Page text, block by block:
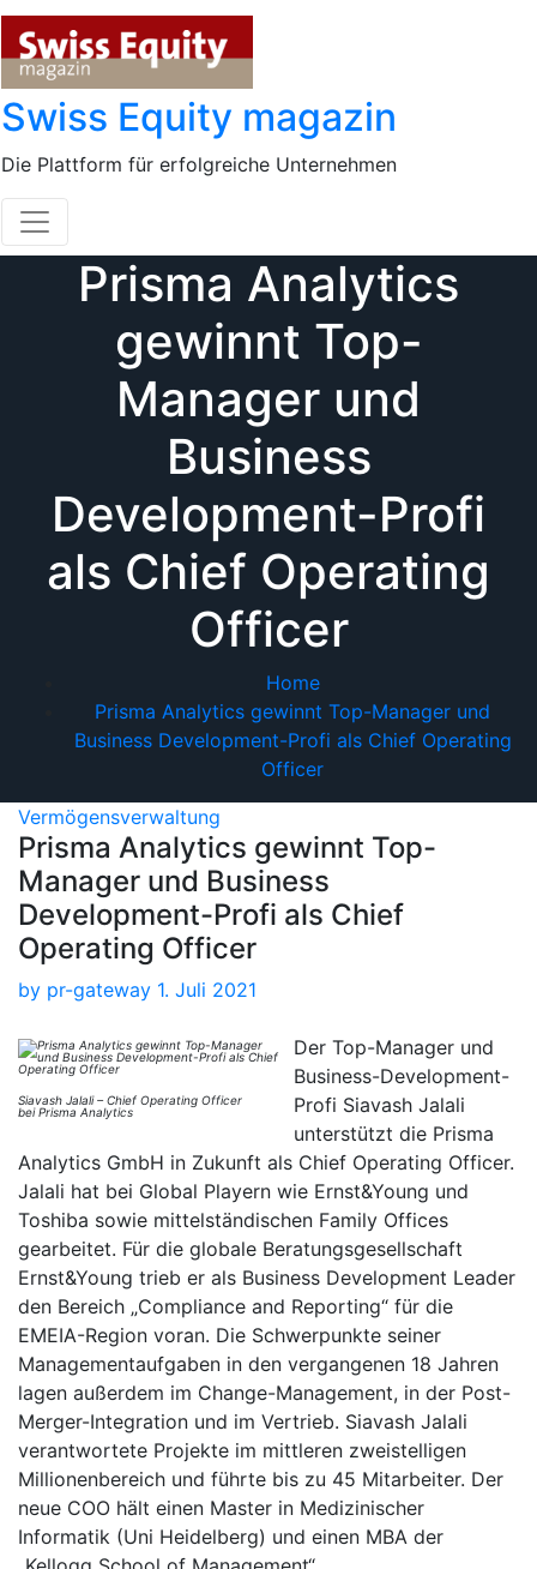
Skip
content
Swiss Equity magazin
Die Plattform für erfolgreiche Unternehmen
Prisma Analytics
gewinnt Top-
Manager und
Business
Development-Profi
als Chief Operating
Officer
Home
Prisma Analytics gewinnt Top-Manager und
Business Development-Profi als Chief Operating
Officer
Vermögensverwaltung
Prisma Analytics gewinnt Top-
Manager und Business
Development-Profi als Chief
Operating Officer
by pr-gateway 1. Juli 2021
Siavash Jalali – Chief Operating Officer
bei Prisma Analytics
Der Top-Manager und
Business-Development-
Profi Siavash Jalali
unterstützt die Prisma
Analytics GmbH in Zukunft als Chief Operating Officer.
Jalali hat bei Global Playern wie Ernst&Young und
Toshiba sowie mittelständischen Family Offices
gearbeitet. Für die globale Beratungsgesellschaft
Ernst&Young trieb er als Business Development Leader
den Bereich „Compliance and Reporting“ für die
EMEIA-Region voran. Die Schwerpunkte seiner
Managementaufgaben in den vergangenen 18 Jahren
lagen außerdem im Change-Management, in der Post-
Merger-Integration und im Vertrieb. Siavash Jalali
verantwortete Projekte im mittleren zweistelligen
Millionenbereich und führte bis zu 45 Mitarbeiter. Der
neue COO hält einen Master in Medizinischer
Informatik (Uni Heidelberg) und einen MBA der